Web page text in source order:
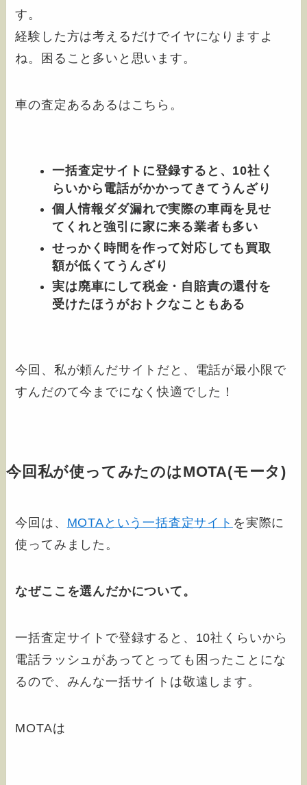
す。
経験した方は考えるだけでイヤになりますよ
ね。困ること多いと思います。
車の査定あるあるはこちら。
一括査定サイトに登録すると、10社く
らいから電話がかかってきてうんざり
個人情報ダダ漏れで実際の車両を見せ
てくれと強引に家に来る業者も多い
せっかく時間を作って対応しても買取
額が低くてうんざり
実は廃車にして税金・自賠責の還付を
受けたほうがおトクなこともある
今回、私が頼んだサイトだと、電話が最小限で
すんだのて今までになく快適でした！
今回私が使ってみたのはMOTA(モータ)
今回は、 MOTAという一括査定サイト を実際に
使ってみました。
なぜここを選んだかについて。
一括査定サイトで登録すると、10社くらいから
電話ラッシュがあってとっても困ったことにな
るので、みんな一括サイトは敬遠します。
MOTAは